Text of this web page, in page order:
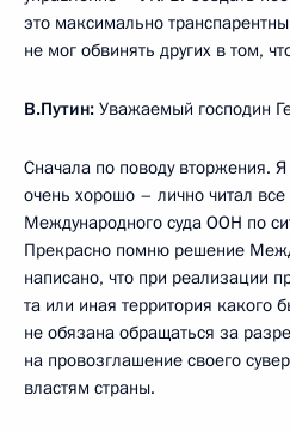
это максимально
не мог обвинять других в том,
В.Путин: Уважаемый господин
Сначала по поводу вторжения.
очень хорошо – лично читал
Международного суда ООН по
Прекрасно помню решение
написано, что при реализации
та или иная территория какого
не обязана обращаться за
на провозглашение своего
властям страны.